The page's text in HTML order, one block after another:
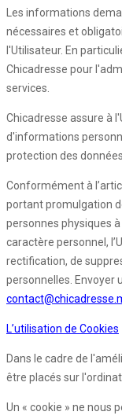
Les informations
nécessaires et
l'Utilisateur. En
Chicadresse pour
services.
Chicadresse assure à
d'informations
protection des
Conformément à
portant promulgation
personnes physiques
caractère personnel,
rectification, de
personnelles. Envoyer
L’utilisation de Cookies
Dans le cadre de
être placés sur
Un « cookie » ne nous